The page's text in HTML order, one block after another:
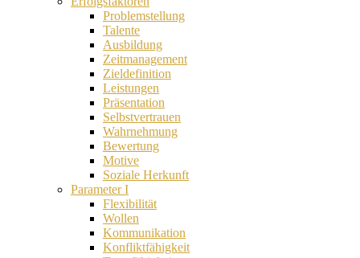
Problemstellung
Talente
Ausbildung
Zeitmanagement
Zieldefinition
Leistungen
Präsentation
Selbstvertrauen
Wahrnehmung
Bewertung
Motive
Soziale Herkunft
Parameter I
Flexibilität
Wollen
Kommunikation
Konfliktfähigkeit